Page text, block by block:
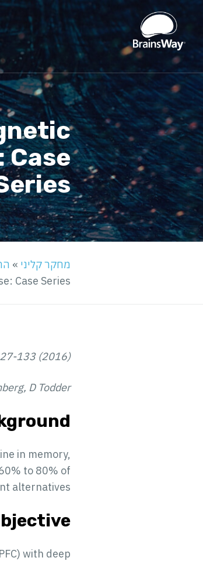
Case
מחקר קליני »
Case Series
133 (2016)
D Todder
in memory,
to 80% of
alternatives.
with deep